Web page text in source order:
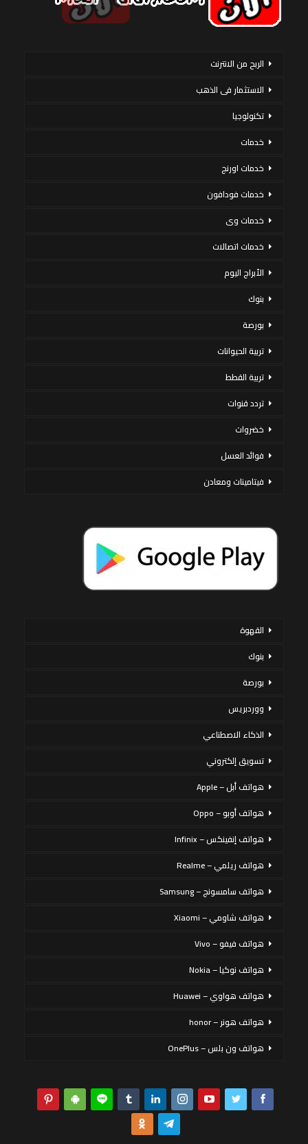
الربح من الانترنت
الاستثمار فى الذهب
تكنولوجيا
خدمات
خدمات اورنج
خدمات فودافون
خدمات وى
خدمات اتصالات
الأبراج اليوم
بنوك
بورصة
تربية الحيوانات
تربية القطط
تردد قنوات
خضروات
فوائد العسل
فيتامينات ومعادن
القهوة
بنوك
بورصة
ووردبريس
الذكاء الاصطناعي
تسويق إلكتروني
هواتف أبل – Apple
هواتف أوبو – Oppo
هواتف إنفينكس – Infinix
هواتف ريلمي – Realme
هواتف سامسونج – Samsung
هواتف شاومي – Xiaomi
هواتف فيفو – Vivo
هواتف نوكيا – Nokia
هواتف هواوي – Huawei
هواتف هونر – honor
هواتف ون بلس – OnePlus